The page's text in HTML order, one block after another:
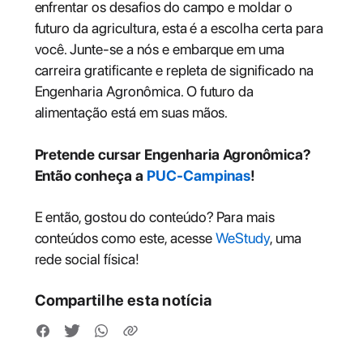
enfrentar os desafios do campo e moldar o
futuro da agricultura, esta é a escolha certa para
você. Junte-se a nós e embarque em uma
carreira gratificante e repleta de significado na
Engenharia Agronômica. O futuro da
alimentação está em suas mãos.
Pretende cursar Engenharia Agronômica?
Então conheça a PUC-Campinas!
E então, gostou do conteúdo? Para mais
conteúdos como este, acesseWeStudy, uma
rede social física!
Compartilhe esta notícia